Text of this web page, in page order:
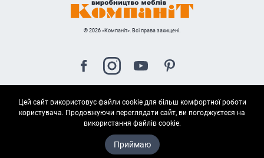
© 2026 «Компаніт». Всі права захищені.
Цей сайт використовує файли cookie для більш комфортної роботи
користувача. Продовжуючи переглядати сайт, ви погоджуєтеся на
використання файлів cookie.
Приймаю